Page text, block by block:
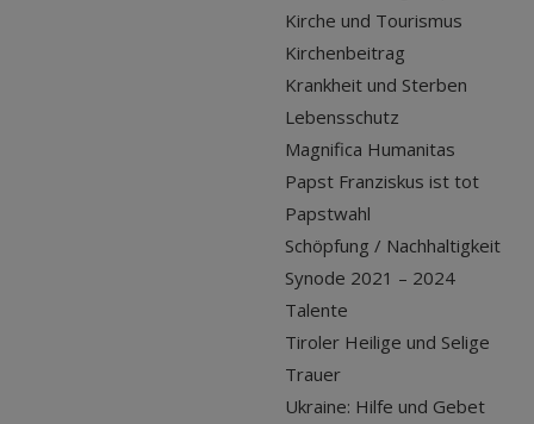
Kirche und Tourismus
Kirchenbeitrag
Krankheit und Sterben
Lebensschutz
Magnifica Humanitas
Papst Franziskus ist tot
Papstwahl
Schöpfung / Nachhaltigkeit
Synode 2021 – 2024
Talente
Tiroler Heilige und Selige
Trauer
Ukraine: Hilfe und Gebet